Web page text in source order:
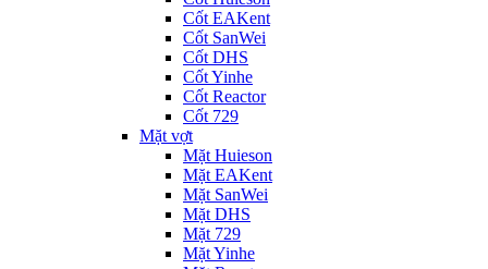
Cốt EAKent
Cốt SanWei
Cốt DHS
Cốt Yinhe
Cốt Reactor
Cốt 729
Mặt vợt
Mặt Huieson
Mặt EAKent
Mặt SanWei
Mặt DHS
Mặt 729
Mặt Yinhe